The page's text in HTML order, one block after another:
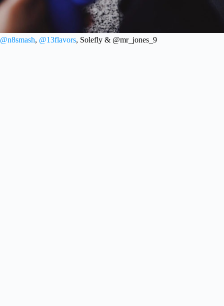
@n8smash, @13flavors, Solefly & @mr_jones_9